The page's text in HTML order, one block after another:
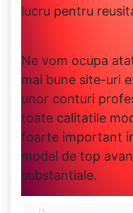
lucru pentru
Ne vom ocupa
mai bune site-uri
unor conturi
toate calitatile
foarte important
model de top
substantiale.